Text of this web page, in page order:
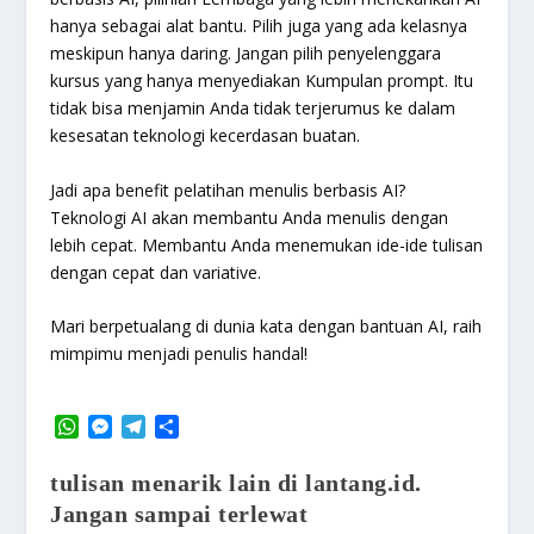
hanya sebagai alat bantu. Pilih juga yang ada kelasnya
meskipun hanya daring. Jangan pilih penyelenggara
kursus yang hanya menyediakan Kumpulan prompt. Itu
tidak bisa menjamin Anda tidak terjerumus ke dalam
kesesatan teknologi kecerdasan buatan.
Jadi apa benefit pelatihan menulis berbasis AI?
Teknologi AI akan membantu Anda menulis dengan
lebih cepat. Membantu Anda menemukan ide-ide tulisan
dengan cepat dan variative.
Mari berpetualang di dunia kata dengan bantuan AI, raih
mimpimu menjadi penulis handal!
W
a
t
s
M
s
s
e
T
l
e
g
a
r
e
tulisan menarik lain di lantang.id.
Jangan sampai terlewat